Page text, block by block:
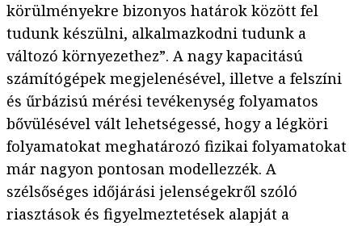
körülményekre bizonyos határok között fel
tudunk készülni, alkalmazkodni tudunk a
változó környezethez”. A nagy kapacitású
számítógépek megjelenésével, illetve a felszíni
és űrbázisú mérési tevékenység folyamatos
bővülésével vált lehetségessé, hogy a légköri
folyamatokat meghatározó fizikai folyamatokat
már nagyon pontosan modellezzék. A
szélsőséges időjárási jelenségekről szóló
riasztások és figyelmeztetések alapját a